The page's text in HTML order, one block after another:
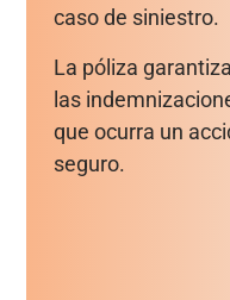
caso de siniestro.
La póliza
las
que ocurra un
seguro.